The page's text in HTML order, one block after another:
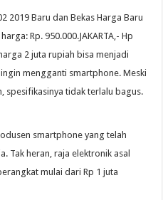
2019 Baru dan Bekas Harga Baru
Rp. 950.000.JAKARTA,- Hp
2 juta rupiah bisa menjadi
mengganti smartphone. Meski
spesifikasinya tidak terlalu bagus.
smartphone yang telah
Tak heran, raja elektronik asal
mulai dari Rp 1 juta